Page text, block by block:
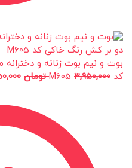
بوت و نیم بوت زنانه و
کد M605 3,950,000 تومان